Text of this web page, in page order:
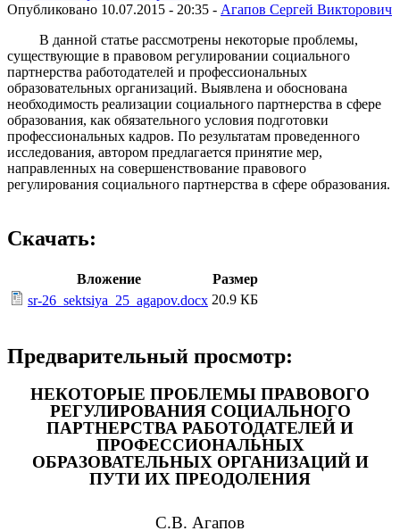
Опубликовано 10.07.2015 - 20:35 - Агапов Сергей Викторович
В данной статье рассмотрены некоторые проблемы,
существующие в правовом регулировании социального
партнерства работодателей и профессиональных
образовательных организаций. Выявлена и обоснована
необходимость реализации социального партнерства в сфере
образования, как обязательного условия подготовки
профессиональных кадров. По результатам проведенного
исследования, автором предлагается принятие мер,
направленных на совершенствование правового
регулирования социального партнерства в сфере образования.
Скачать:
Вложение
Размер
sr-26_sektsiya_25_agapov.docx 20.9 КБ
Предварительный просмотр:
НЕКОТОРЫЕ ПРОБЛЕМЫ ПРАВОВОГО
РЕГУЛИРОВАНИЯ СОЦИАЛЬНОГО
ПАРТНЕРСТВА РАБОТОДАТЕЛЕЙ И
ПРОФЕССИОНАЛЬНЫХ
ОБРАЗОВАТЕЛЬНЫХ ОРГАНИЗАЦИЙ И
ПУТИ ИХ ПРЕОДОЛЕНИЯ
С.В. Агапов